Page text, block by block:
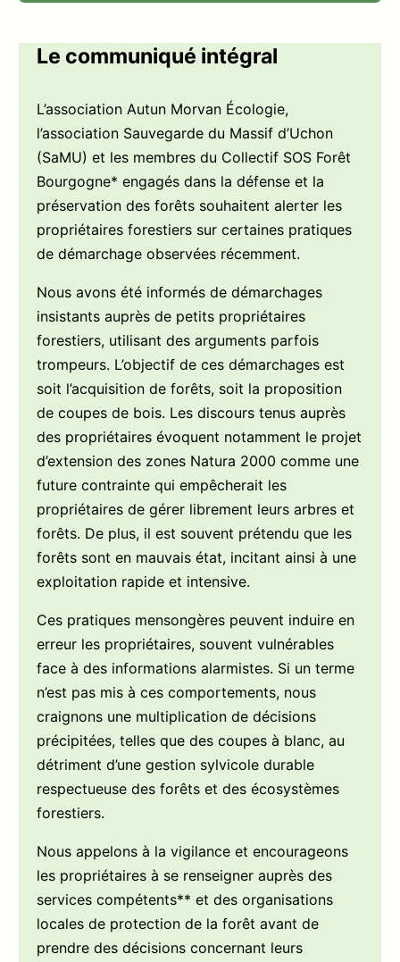
Le communiqué intégral
L’association Autun Morvan Écologie,
l’association Sauvegarde du Massif d’Uchon
(SaMU) et les membres du Collectif SOS Forêt
Bourgogne* engagés dans la défense et la
préservation des forêts souhaitent alerter les
propriétaires forestiers sur certaines pratiques
de démarchage observées récemment.
Nous avons été informés de démarchages
insistants auprès de petits propriétaires
forestiers, utilisant des arguments parfois
trompeurs. L’objectif de ces démarchages est
soit l’acquisition de forêts, soit la proposition
de coupes de bois. Les discours tenus auprès
des propriétaires évoquent notamment le projet
d’extension des zones Natura 2000 comme une
future contrainte qui empêcherait les
propriétaires de gérer librement leurs arbres et
forêts. De plus, il est souvent prétendu que les
forêts sont en mauvais état, incitant ainsi à une
exploitation rapide et intensive.
Ces pratiques mensongères peuvent induire en
erreur les propriétaires, souvent vulnérables
face à des informations alarmistes. Si un terme
n’est pas mis à ces comportements, nous
craignons une multiplication de décisions
précipitées, telles que des coupes à blanc, au
détriment d’une gestion sylvicole durable
respectueuse des forêts et des écosystèmes
forestiers.
Nous appelons à la vigilance et encourageons
les propriétaires à se renseigner auprès des
services compétents** et des organisations
locales de protection de la forêt avant de
prendre des décisions concernant leurs